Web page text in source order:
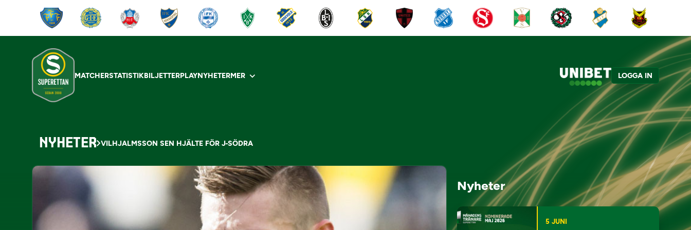
MATCHERSTATISTIKBILJETTERPLAYNYHETERMER LOGGA IN
NYHETER VILHJALMSSON SEN HJÄLTE FÖR J-SÖDRA
Nyheter
5 JUNI